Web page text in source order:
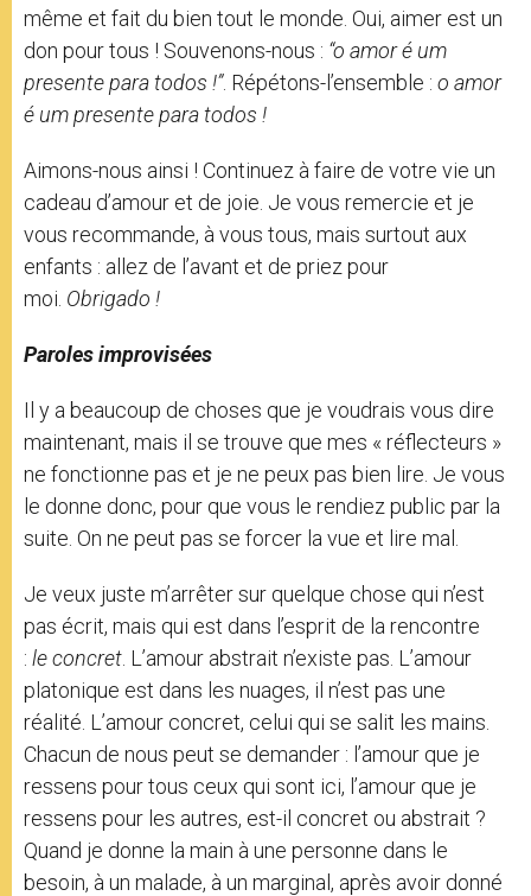
même et fait du bien tout le monde. Oui, aimer est un
don pour tous ! Souvenons-nous : “o amor é um
presente para todos !”. Répétons-l’ensemble : o amor
é um presente para todos !
Aimons-nous ainsi ! Continuez à faire de votre vie un
cadeau d’amour et de joie. Je vous remercie et je
vous recommande, à vous tous, mais surtout aux
enfants : allez de l’avant et de priez pour
moi. Obrigado !
Paroles improvisées
Il y a beaucoup de choses que je voudrais vous dire
maintenant, mais il se trouve que mes « réflecteurs »
ne fonctionne pas et je ne peux pas bien lire. Je vous
le donne donc, pour que vous le rendiez public par la
suite. On ne peut pas se forcer la vue et lire mal.
Je veux juste m’arrêter sur quelque chose qui n’est
pas écrit, mais qui est dans l’esprit de la rencontre
: le concret . L’amour abstrait n’existe pas. L’amour
platonique est dans les nuages, il n’est pas une
réalité. L’amour concret, celui qui se salit les mains.
Chacun de nous peut se demander : l’amour que je
ressens pour tous ceux qui sont ici, l’amour que je
ressens pour les autres, est-il concret ou abstrait ?
Quand je donne la main à une personne dans le
besoin, à un malade, à un marginal, après avoir donné